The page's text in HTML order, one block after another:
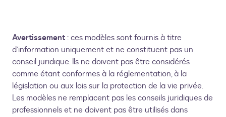
Avertissement: ces modèles sont fournis à titre
d’information uniquement et ne constituent pas un
conseil juridique. Ils ne doivent pas être considérés
comme étant conformes à la réglementation, à la
législation ou aux lois sur la protection de la vie privée.
Les modèles ne remplacent pas les conseils juridiques de
professionnels et ne doivent pas être utilisés dans